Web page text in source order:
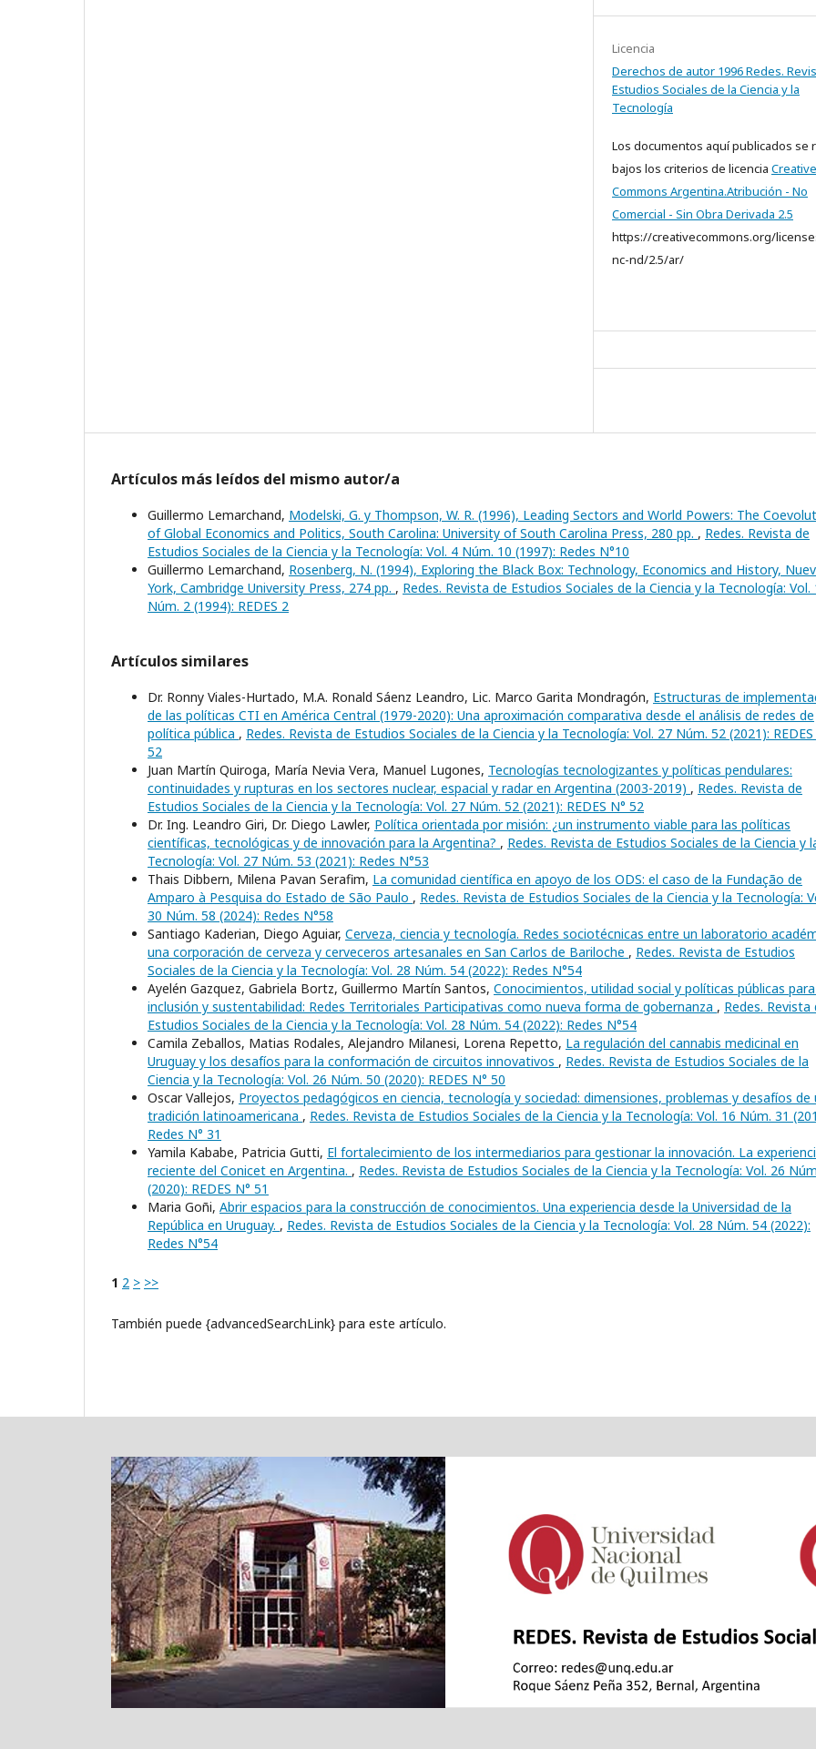
Licencia
Derechos de autor 1996 Redes.
Estudios Sociales de la Ciencia y la
Tecnología
Los documentos aquí publicados se
bajos los criterios de licencia Creative
Commons Argentina.Atribución - No
Comercial - Sin Obra Derivada 2.5
https://creativecommons.org/
nc-nd/2.5/ar/
Artículos más leídos del mismo autor/a
Guillermo Lemarchand, Modelski, G. y Thompson, W. R. (1996), Leading Sectors and World Powers: The
of Global Economics and Politics, South Carolina: University of South Carolina Press, 280 pp. , Redes. Revista de
Estudios Sociales de la Ciencia y la Tecnología: Vol. 4 Núm. 10 (1997): Redes N°10
Guillermo Lemarchand, Rosenberg, N. (1994), Exploring the Black Box: Technology, Economics and History,
York, Cambridge University Press, 274 pp. , Redes. Revista de Estudios Sociales de la Ciencia y la Tecnología: Vol.
Núm. 2 (1994): REDES 2
Artículos similares
Dr. Ronny Viales-Hurtado, M.A. Ronald Sáenz Leandro, Lic. Marco Garita Mondragón, Estructuras de
de las políticas CTI en América Central (1979-2020): Una aproximación comparativa desde el análisis de redes de
política pública , Redes. Revista de Estudios Sociales de la Ciencia y la Tecnología: Vol. 27 Núm. 52 (2021): REDES
52
Juan Martín Quiroga, María Nevia Vera, Manuel Lugones, Tecnologías tecnologizantes y políticas pendulares:
continuidades y rupturas en los sectores nuclear, espacial y radar en Argentina (2003-2019) , Redes. Revista de
Estudios Sociales de la Ciencia y la Tecnología: Vol. 27 Núm. 52 (2021): REDES N° 52
Dr. Ing. Leandro Giri, Dr. Diego Lawler, Política orientada por misión: ¿un instrumento viable para las políticas
científicas, tecnológicas y de innovación para la Argentina? , Redes. Revista de Estudios Sociales de la Ciencia y
Tecnología: Vol. 27 Núm. 53 (2021): Redes N°53
Thais Dibbern, Milena Pavan Serafim, La comunidad científica en apoyo de los ODS: el caso de la Fundação de
Amparo à Pesquisa do Estado de São Paulo , Redes. Revista de Estudios Sociales de la Ciencia y la Tecnología:
30 Núm. 58 (2024): Redes N°58
Santiago Kaderian, Diego Aguiar, Cerveza, ciencia y tecnología. Redes sociotécnicas entre un laboratorio
una corporación de cerveza y cerveceros artesanales en San Carlos de Bariloche , Redes. Revista de Estudios
Sociales de la Ciencia y la Tecnología: Vol. 28 Núm. 54 (2022): Redes N°54
Ayelén Gazquez, Gabriela Bortz, Guillermo Martín Santos, Conocimientos, utilidad social y políticas públicas
inclusión y sustentabilidad: Redes Territoriales Participativas como nueva forma de gobernanza , Redes. Revista
Estudios Sociales de la Ciencia y la Tecnología: Vol. 28 Núm. 54 (2022): Redes N°54
Camila Zeballos, Matias Rodales, Alejandro Milanesi, Lorena Repetto, La regulación del cannabis medicinal en
Uruguay y los desafíos para la conformación de circuitos innovativos , Redes. Revista de Estudios Sociales de la
Ciencia y la Tecnología: Vol. 26 Núm. 50 (2020): REDES N° 50
Oscar Vallejos, Proyectos pedagógicos en ciencia, tecnología y sociedad: dimensiones, problemas y desafíos de
tradición latinoamericana , Redes. Revista de Estudios Sociales de la Ciencia y la Tecnología: Vol. 16 Núm. 31
Redes N° 31
Yamila Kababe, Patricia Gutti, El fortalecimiento de los intermediarios para gestionar la innovación. La
reciente del Conicet en Argentina. , Redes. Revista de Estudios Sociales de la Ciencia y la Tecnología: Vol. 26
(2020): REDES N° 51
Maria Goñi, Abrir espacios para la construcción de conocimientos. Una experiencia desde la Universidad de la
República en Uruguay. , Redes. Revista de Estudios Sociales de la Ciencia y la Tecnología: Vol. 28 Núm. 54 (2022):
Redes N°54
1 2 > >>
También puede {advancedSearchLink} para este artículo.